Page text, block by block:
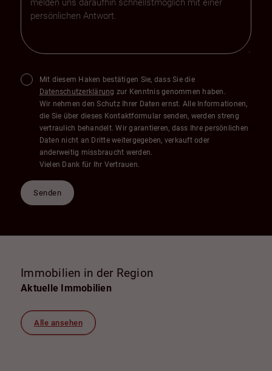
Mit diesem Haken bestätigen Sie, dass Sie die
Datenschutzerklärung zur Kenntnis genommen haben.
Wir nehmen den Schutz Ihrer Daten ernst. Alle Informationen,
die Sie über dieses Kontaktformular senden, werden streng
vertraulich behandelt. Wir garantieren, dass Ihre persönlichen
Daten nicht an Dritte weitergegeben, verkauft oder
anderweitig missbraucht werden.
Vielen Dank für Ihr Vertrauen.
Senden
Immobilien in der Region
Aktuelle Immobilien
Alle ansehen